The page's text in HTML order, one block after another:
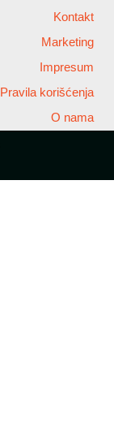
Kontakt
Marketing
Impresum
Pravila korišćenja
O nama